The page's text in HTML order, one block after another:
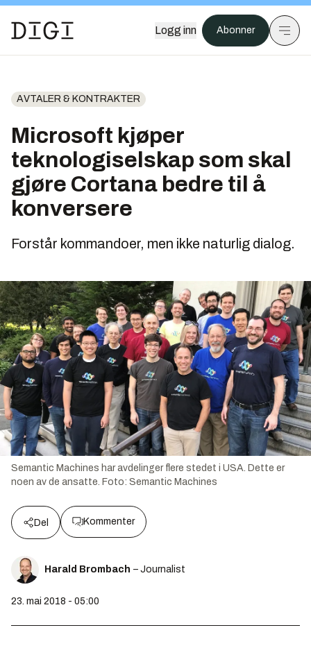
Logg inn Abonner
AVTALER & KONTRAKTER
Microsoft kjøper
teknologiselskap som skal
gjøre Cortana bedre til å
konversere
Forstår kommandoer, men ikke naturlig dialog.
Semantic Machines har avdelinger flere stedet i USA. Dette er
noen av de ansatte. Foto: Semantic Machines
Del Kommenter
Harald Brombach – Journalist
23. mai 2018 - 05:00